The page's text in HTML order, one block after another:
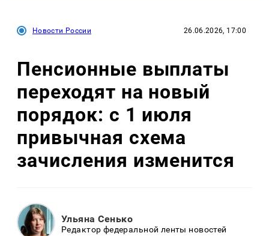
Новости России 26.06.2026, 17:00
Пенсионные выплаты
переходят на новый
порядок: с 1 июля
привычная схема
зачисления изменится
Ульяна Сенько
Редактор федеральной ленты новостей